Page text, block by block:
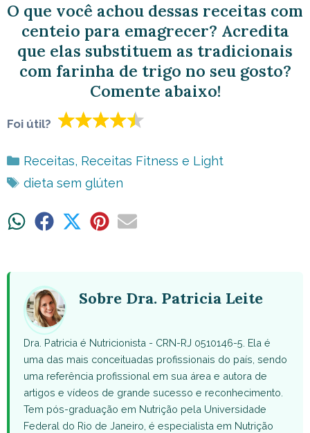
O que você achou dessas receitas com
centeio para emagrecer? Acredita
que elas substituem as tradicionais
com farinha de trigo no seu gosto?
Comente abaixo!
Foi útil?
Categorias
Receitas, Receitas Fitness e Light
Tags
dieta sem glúten
ShareShare ShareShareShare
Sobre Dra. Patricia Leite
Dra. Patricia é Nutricionista - CRN-RJ 0510146-5. Ela é
uma das mais conceituadas profissionais do país, sendo
uma referência profissional em sua área e autora de
artigos e vídeos de grande sucesso e reconhecimento.
Tem pós-graduação em Nutrição pela Universidade
Federal do Rio de Janeiro, é especialista em Nutrição